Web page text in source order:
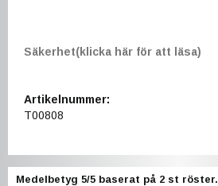
Säkerhet(klicka här för att läsa)
Artikelnummer:
T00808
Medelbetyg 5/5 baserat på 2 st röster.